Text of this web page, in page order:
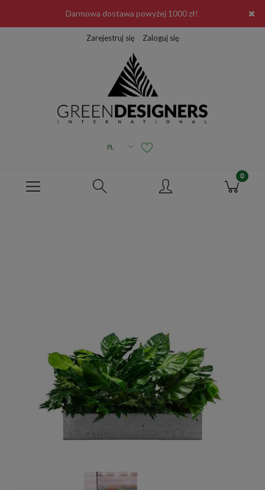
Darmowa dostawa powyżej 1000 zł!
Zarejestruj się Zaloguj się